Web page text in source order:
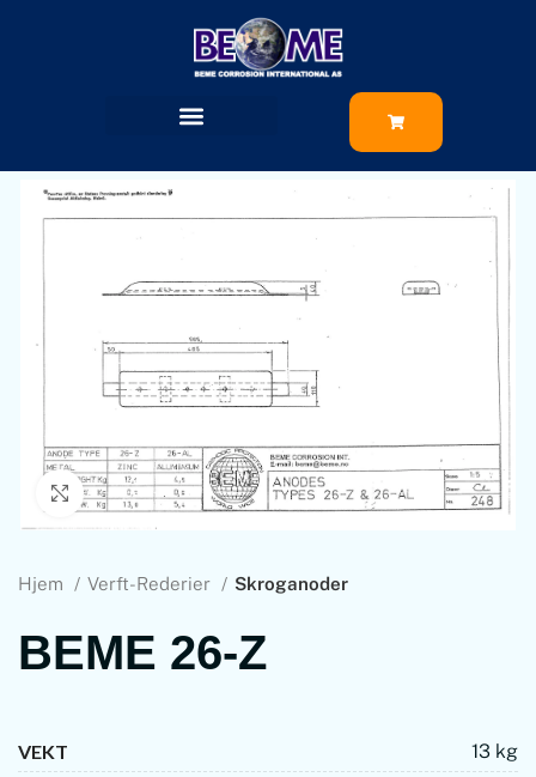
Klikk for å zoome
Hjem Verft-Rederier Skroganoder
BEME 26-Z
VEKT
13 kg